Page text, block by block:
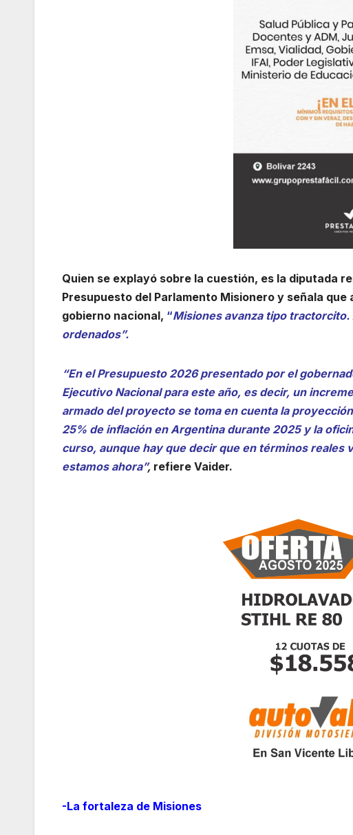
Quien se explayó sobre la cuestión, es la diputada
Presupuesto del Parlamento Misionero y señala
gobierno nacional, “Misiones avanza tipo
ordenados”.
“En el Presupuesto 2026 presentado por el
Ejecutivo Nacional para este año, es decir, un
armado del proyecto se toma en cuenta la
25% de inflación en Argentina durante 2025 y la
curso, aunque hay que decir que en términos reales
estamos ahora”, refiere Vaider.
-La fortaleza de Misiones